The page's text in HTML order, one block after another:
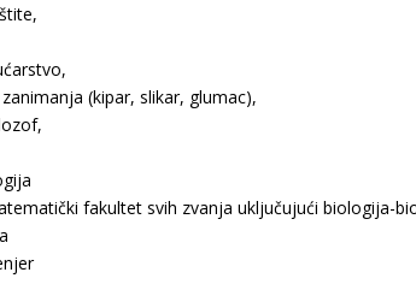
(kipar, slikar, glumac),
fakultet svih zvanja uključujući biologija-